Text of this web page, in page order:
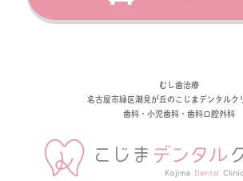
むし歯治療
名古屋市緑区潮見が丘のこじまデンタルク
歯科・小児歯科・歯科口腔外科